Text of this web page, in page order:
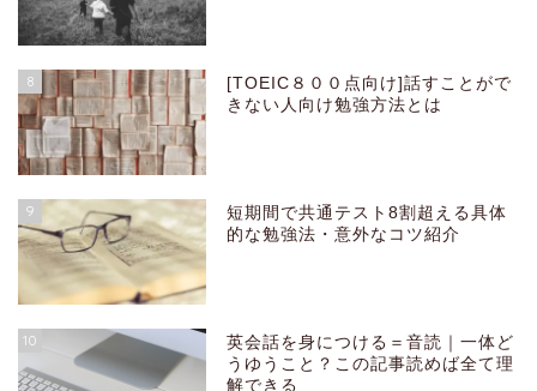
8
[TOEIC８００点向け]話すことがで
きない人向け勉強方法とは
9
短期間で共通テスト8割超える具体
的な勉強法・意外なコツ紹介
10
英会話を身につける＝音読｜一体ど
うゆうこと？この記事読めば全て理
解できる